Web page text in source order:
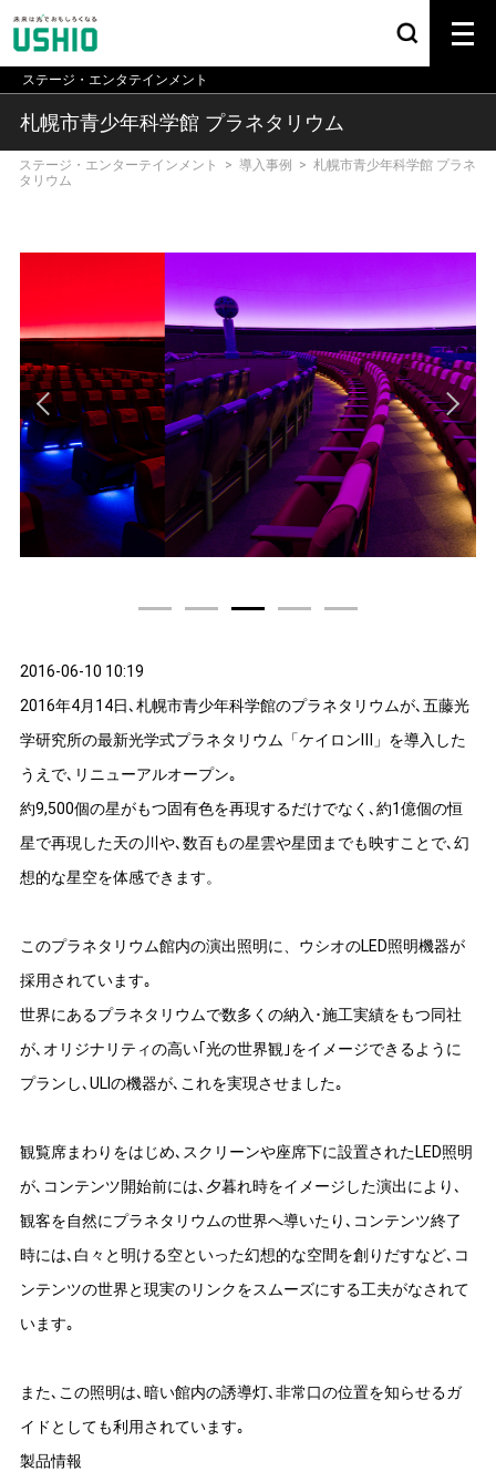
ステージ・エンタテインメント
札幌市青少年科学館 プラネタリウム
ステージ・エンターテインメント > 導入事例 > 札幌市青少年科学館 プラネ
タリウム
2016-06-10 10:19
2016年4月14日､札幌市青少年科学館のプラネタリウムが､五藤光
学研究所の最新光学式プラネタリウム「ケイロンⅢ」を導入した
うえで､リニューアルオープン｡
約9,500個の星がもつ固有色を再現するだけでなく､約1億個の恒
星で再現した天の川や､数百もの星雲や星団までも映すことで､幻
想的な星空を体感できます。
このプラネタリウム館内の演出照明に、ウシオのLED照明機器が
採用されています｡
世界にあるプラネタリウムで数多くの納入･施工実績をもつ同社
が､オリジナリティの高い｢光の世界観｣をイメージできるように
プランし､ULIの機器が､これを実現させました｡
観覧席まわりをはじめ､スクリーンや座席下に設置されたLED照明
が､コンテンツ開始前には､夕暮れ時をイメージした演出により､
観客を自然にプラネタリウムの世界へ導いたり､コンテンツ終了
時には､白々と明ける空といった幻想的な空間を創りだすなど､コ
ンテンツの世界と現実のリンクをスムーズにする工夫がなされて
います｡
また､この照明は､暗い館内の誘導灯､非常口の位置を知らせるガ
イドとしても利用されています｡
製品情報